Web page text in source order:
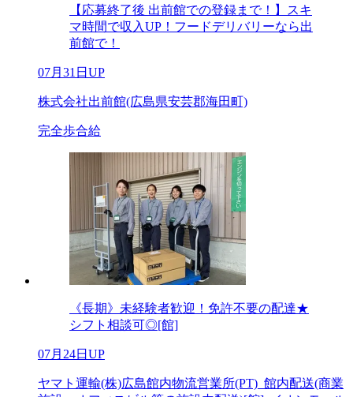
【応募終了後 出前館での登録まで！】スキ
マ時間で収入UP！フードデリバリーなら出
前館で！
07月31日UP
株式会社出前館(広島県安芸郡海田町)
完全歩合給
《長期》未経験者歓迎！免許不要の配達★
シフト相談可◎[館]
07月24日UP
ヤマト運輸(株)広島館内物流営業所(PT)_館内配送(商業